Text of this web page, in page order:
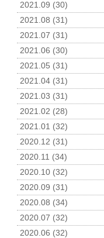
2021.09 (30)
2021.08 (31)
2021.07 (31)
2021.06 (30)
2021.05 (31)
2021.04 (31)
2021.03 (31)
2021.02 (28)
2021.01 (32)
2020.12 (31)
2020.11 (34)
2020.10 (32)
2020.09 (31)
2020.08 (34)
2020.07 (32)
2020.06 (32)